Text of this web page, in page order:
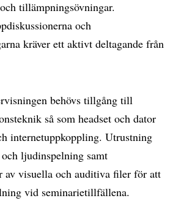
tillämpningsövningar.
och
kräver ett aktivt deltagande från
behövs tillgång till
så som headset och dator
internetuppkoppling. Utrustning
ljudinspelning samt
av visuella och auditiva filer för att
vid seminarietillfällena.